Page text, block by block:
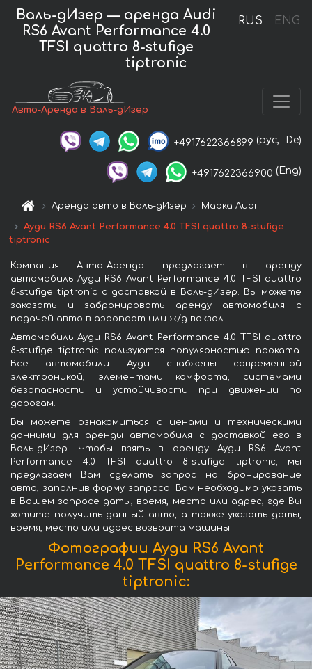
RUS ENG
Валь-дИзер — аренда Audi
RS6 Avant Performance 4.0
TFSI quattro 8-stufige
tiptronic
Авто-Аренда в Валь-дИзер
+4917622366899 (рус, De)
+4917622366900 (Eng)
Аренда авто в Валь-дИзер Марка Audi
Ауди RS6 Avant Performance 4.0 TFSI quattro 8-stufige
tiptronic
Компания Авто-Аренда предлагает в аренду
автомобиль Ауди RS6 Avant Performance 4.0 TFSI quattro
8-stufige tiptronic с доставкой в Валь-дИзер. Вы можете
заказать и забронировать аренду автомобиля с
подачей авто в аэропорт или ж/д вокзал.
Автомобиль Ауди RS6 Avant Performance 4.0 TFSI quattro
8-stufige tiptronic пользуются популярностью проката.
Все автомобили Ауди снабжены современной
электроникой, элементами комфорта, системами
безопасности и устойчивости при движении по
дорогам.
Вы можете ознакомиться с ценами и техническими
данными для аренды автомобиля с доставкой его в
Валь-дИзер. Чтобы взять в аренду Ауди RS6 Avant
Performance 4.0 TFSI quattro 8-stufige tiptronic, мы
предлагаем Вам сделать запрос на бронирование
авто, заполнив форму запроса. Вам необходимо указать
в Вашем запросе даты, время, место или адрес, где Вы
хотите получить данный авто, а также указать даты,
время, место или адрес возврата машины.
Фотографии Ауди RS6 Avant
Performance 4.0 TFSI quattro 8-stufige
tiptronic: